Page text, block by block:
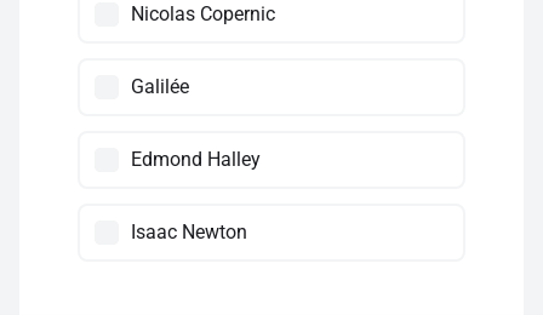
Nicolas Copernic
Galilée
Edmond Halley
Isaac Newton